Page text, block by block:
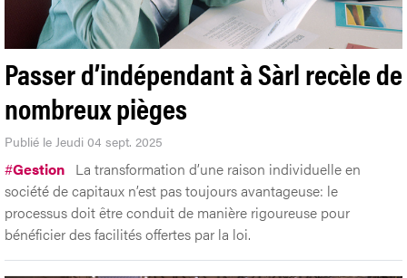
Passer d’indépendant à Sàrl recèle de
nombreux pièges
Publié le Jeudi 04 sept. 2025
#Gestion La transformation d’une raison individuelle en
société de capitaux n’est pas toujours avantageuse: le
processus doit être conduit de manière rigoureuse pour
bénéficier des facilités offertes par la loi.